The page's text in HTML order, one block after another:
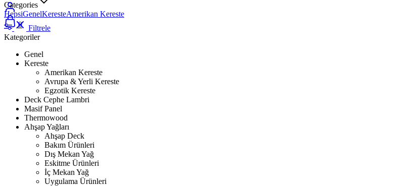
0
Categories
HepsiGenelKeresteAmerikan Kereste
Filtrele
Kategoriler
Genel
Kereste
Amerikan Kereste
Avrupa & Yerli Kereste
Egzotik Kereste
Deck Cephe Lambri
Masif Panel
Thermowood
Ahşap Yağları
Ahşap Deck
Bakım Ürünleri
Dış Mekan Yağ
Eskitme Ürünleri
İç Mekan Yağ
Uygulama Ürünleri